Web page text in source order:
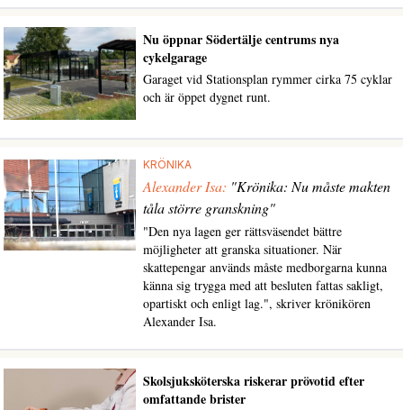
Nu öppnar Södertälje centrums nya
cykelgarage
Garaget vid Stationsplan rymmer cirka 75 cyklar
och är öppet dygnet runt.
KRÖNIKA
Alexander Isa: "Krönika: Nu måste makten
tåla större granskning"
"Den nya lagen ger rättsväsendet bättre
möjligheter att granska situationer. När
skattepengar används måste medborgarna kunna
känna sig trygga med att besluten fattas sakligt,
opartiskt och enligt lag.", skriver krönikören
Alexander Isa.
Skolsjuksköterska riskerar prövotid efter
omfattande brister